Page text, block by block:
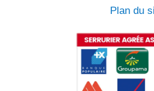
Plan du